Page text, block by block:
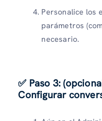
Personalice los
parámetros
necesario.
✅ Paso 3:
Configurar